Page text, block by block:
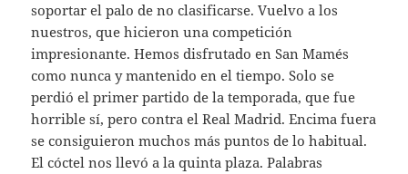
soportar el palo de no clasificarse. Vuelvo a los
nuestros, que hicieron una competición
impresionante. Hemos disfrutado en San Mamés
como nunca y mantenido en el tiempo. Solo se
perdió el primer partido de la temporada, que fue
horrible sí, pero contra el Real Madrid. Encima fuera
se consiguieron muchos más puntos de lo habitual.
El cóctel nos llevó a la quinta plaza. Palabras